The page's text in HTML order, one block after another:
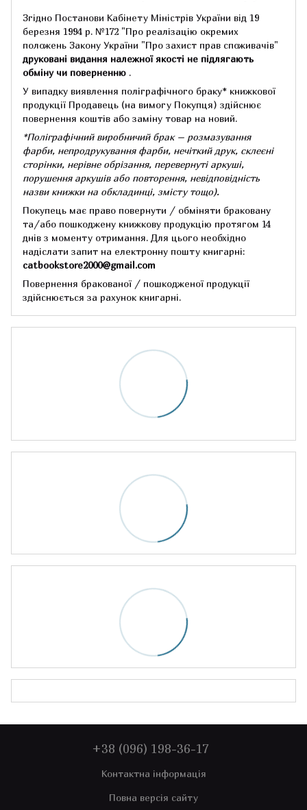
Згідно Постанови Кабінету Міністрів України від 19
березня 1994 р. №172 "Про реалізацію окремих
положень Закону України "Про захист прав споживачів"
друковані видання належної якості не підлягають
обміну чи поверненню .
У випадку виявлення поліграфічного браку* книжкової
продукції Продавець (на вимогу Покупця) здійснює
повернення коштів або заміну товар на новий.
*Поліграфічний виробничий брак – розмазування
фарби, непродрукування фарби, нечіткий друк, склеєні
сторінки, нерівне обрізання, перевернуті аркуші,
порушення аркушів або повторення, невідповідність
назви книжки на обкладинці, змісту тощо).
Покупець має право повернути / обміняти браковану
та/або пошкоджену книжкову продукцію протягом 14
днів з моменту отримання. Для цього необхідно
надіслати запит на електронну пошту книгарні:
catbookstore2000@gmail.com
Повернення бракованої / пошкодженої продукції
здійснюється за рахунок книгарні.
+38 (096) 198-36-17
Контактна інформація
Повна версія сайту